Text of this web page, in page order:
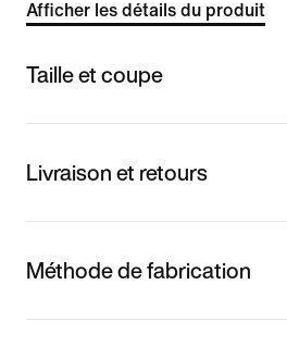
Afficher les détails du produit
Taille et coupe
Livraison et retours
Méthode de fabrication